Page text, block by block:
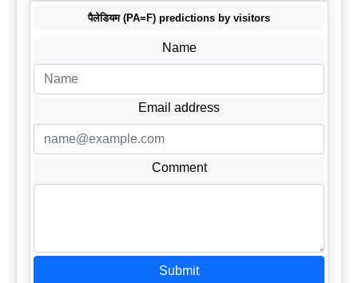
पैलेडियम (PA=F) predictions by visitors
Name
Email address
Comment
Submit